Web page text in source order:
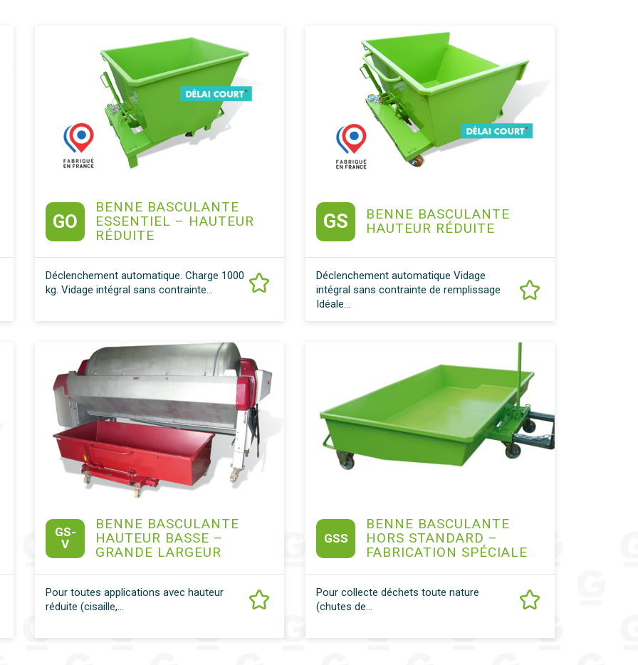
GO
BENNE BASCULANTE
ESSENTIEL – HAUTEUR
RÉDUITE
Déclenchement automatique. Charge 1000
kg. Vidage intégral sans contrainte...
GS
BENNE BASCULANTE
HAUTEUR RÉDUITE
Déclenchement automatique Vidage
intégral sans contrainte de remplissage
Idéale...
GS-
V
BENNE BASCULANTE
HAUTEUR BASSE –
GRANDE LARGEUR
Pour toutes applications avec hauteur
réduite (cisaille,...
GSS
BENNE BASCULANTE
HORS STANDARD –
FABRICATION SPÉCIALE
Pour collecte déchets toute nature
(chutes de...